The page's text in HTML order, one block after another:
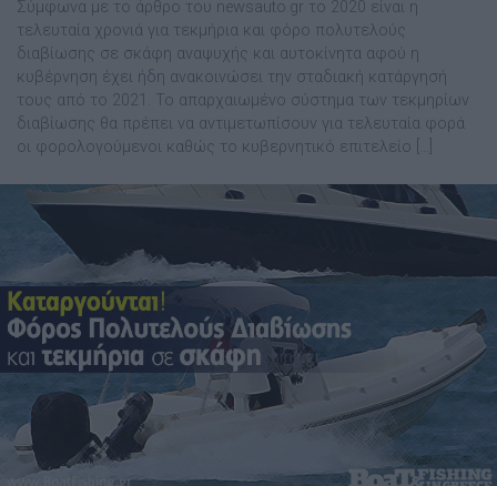
Σύμφωνα με το άρθρο του newsauto.gr το 2020 είναι η
τελευταία χρονιά για τεκμήρια και φόρο πολυτελούς
διαβίωσης σε σκάφη αναψυχής και αυτοκίνητα αφού η
κυβέρνηση έχει ήδη ανακοινώσει την σταδιακή κατάργησή
τους από το 2021. Το απαρχαιωμένο σύστημα των τεκμηρίων
διαβίωσης θα πρέπει να αντιμετωπίσουν για τελευταία φορά
οι φορολογούμενοι καθώς το κυβερνητικό επιτελείο […]